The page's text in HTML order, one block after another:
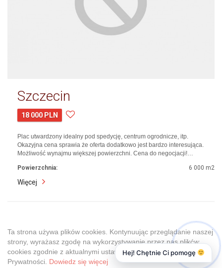
Szczecin
18 000 PLN
Plac utwardzony idealny pod spedycję, centrum ogrodnicze, itp.
Okazyjna cena sprawia że oferta dodatkowo jest bardzo interesująca.
Możliwość wynajmu większej powierzchni. Cena do negocjacji!…
Powierzchnia: 6 000 m2
Więcej
1
Ta strona używa plików cookies. Kontynuując przeglądanie naszej
strony, wyrażasz zgodę na wykorzystywanie przez nas plików
cookies zgodnie z aktualnymi ustawieniami przeglądarki i Polityką
Prywatności. Dowiedz się więcej
Hej! Chętnie Ci pomogę